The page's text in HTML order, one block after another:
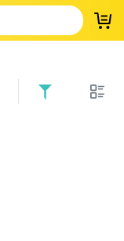
登